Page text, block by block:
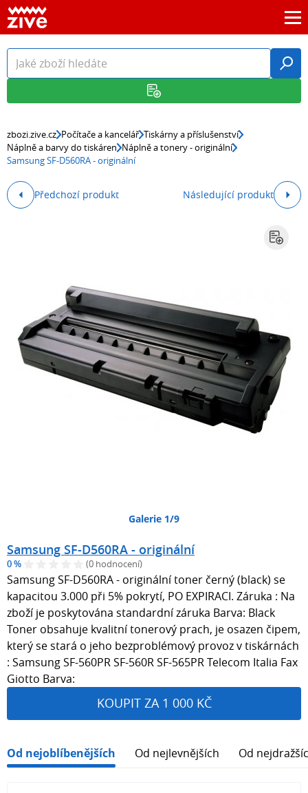
zbozi.zive.cz Počítače a kancelář Tiskárny a příslušenství
Náplně a barvy do tiskáren Náplně a tonery - originální
Samsung SF-D560RA - originální
Předchozí produkt Následující produkt
Galerie 1/9
Samsung SF-D560RA - originální
0 % (0 hodnocení)
Samsung SF-D560RA - originální toner černý (black) se
kapacitou 3.000 při 5% pokrytí, PO EXPIRACI. Záruka : Na
zboží je poskytována standardní záruka Barva: Black
Toner obsahuje kvalitní tonerový prach, je osazen čipem,
který se stará o jeho bezproblémový provoz v tiskárnách
: Samsung SF-560PR SF-560R SF-565PR Telecom Italia Fax
Giotto Barva:
KOUPIT ZA 1 000 KČ
Od nejoblíbenějších Od nejlevnějších Od